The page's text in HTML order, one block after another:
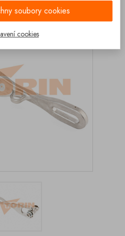
soubory cookies
cookies